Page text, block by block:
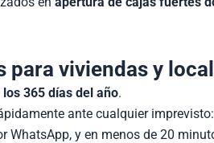
para viviendas y
365 días del año.
ante cualquier imprevisto:
WhatsApp, y en menos de 20